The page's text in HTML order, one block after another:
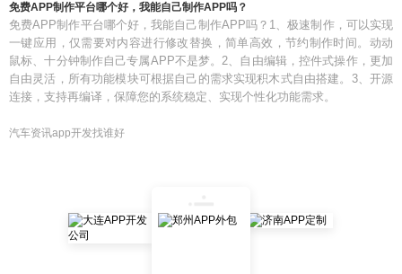
免费APP制作平台哪个好，我能自己制作APP吗？
免费APP制作平台哪个好，我能自己制作APP吗？1、极速制作，可以实现
一键应用，仅需要对内容进行修改替换，简单高效，节约制作时间。动动
鼠标、十分钟制作自己专属APP不是梦。2、自由编辑，控件式操作，更加
自由灵活，所有功能模块可根据自己的需求实现积木式自由搭建。3、开源
连接，支持再编译，保障您的系统稳定、实现个性化功能需求。
汽车资讯app开发找谁好